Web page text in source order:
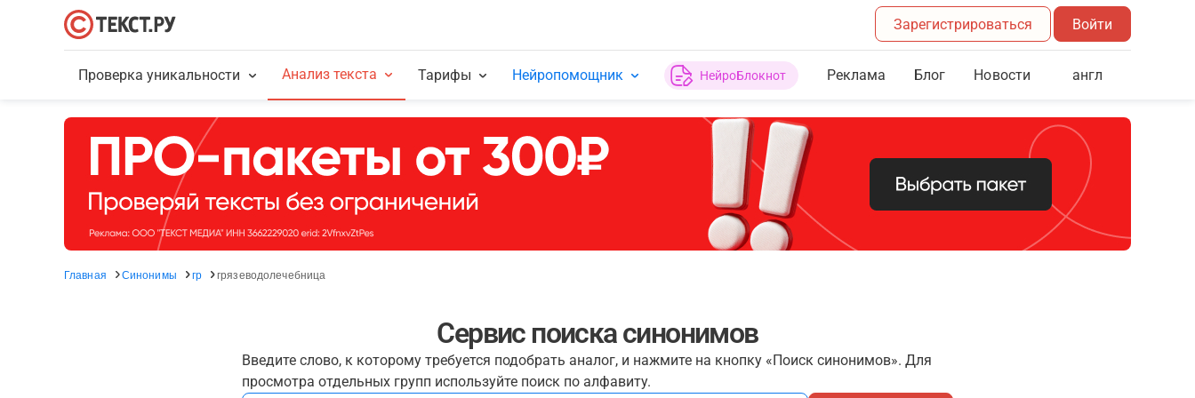
Зарегистрироваться Войти
Проверка уникальности Анализ текста Тарифы Нейропомощник НейроБлокнот Реклама Блог Новости англ
Главная Синонимы гр грязеводолечебница
Сервис поиска синонимов
Введите слово, к которому требуется подобрать аналог, и нажмите на кнопку «Поиск синонимов». Для
просмотра отдельных групп используйте поиск по алфавиту.